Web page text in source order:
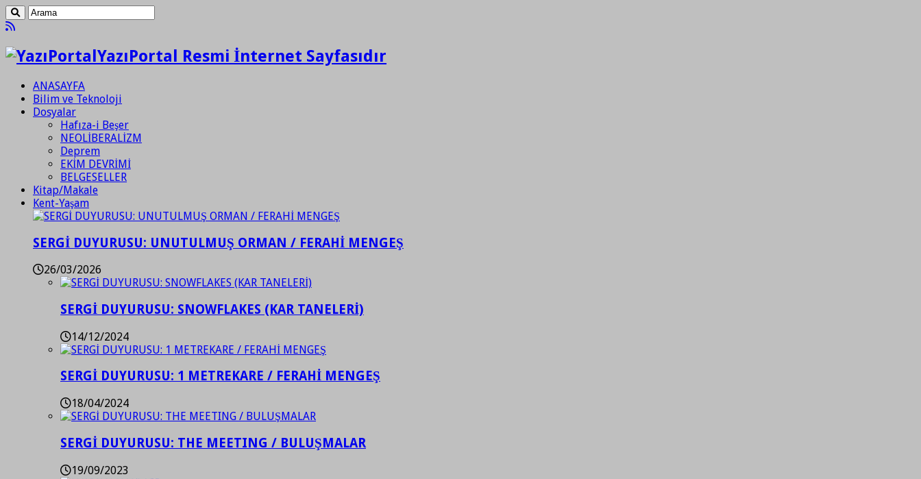
YazıPortal Resmi İnternet Sayfasıdır
ANASAYFA
Bilim ve Teknoloji
Dosyalar
Hafıza-i Beşer
NEOLİBERALİZM
Deprem
EKİM DEVRİMİ
BELGESELLER
Kitap/Makale
Kent-Yaşam
SERGİ DUYURUSU: UNUTULMUŞ ORMAN / FERAHİ MENGEŞ
26/03/2026
SERGİ DUYURUSU: SNOWFLAKES (KAR TANELERİ)
14/12/2024
SERGİ DUYURUSU: 1 METREKARE / FERAHİ MENGEŞ
18/04/2024
SERGİ DUYURUSU: THE MEETING / BULUŞMALAR
19/09/2023